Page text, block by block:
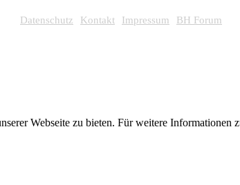
Datenschutz Kontakt Impressum BH Forum
Webseite zu bieten. Für weitere